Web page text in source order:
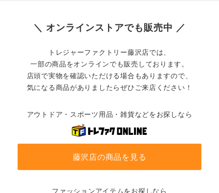
＼ オンラインストアでも販売中 ／
トレジャーファクトリー藤沢店では、
一部の商品をオンラインでも販売しております。
店頭で実物を確認いただける場合もありますので、
気になる商品がありましたらぜひご来店ください！
アウトドア・スポーツ用品・雑貨などをお探しなら
藤沢店の商品を見る
ファッションアイテムをお探しなら